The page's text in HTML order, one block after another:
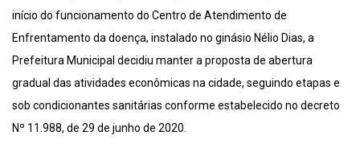
início do funcionamento do Centro de Atendimento de
Enfrentamento da doença, instalado no ginásio Nélio Dias, a
Prefeitura Municipal decidiu manter a proposta de abertura
gradual das atividades econômicas na cidade, seguindo etapas e
sob condicionantes sanitárias conforme estabelecido no decreto
Nº 11.988, de 29 de junho de 2020.